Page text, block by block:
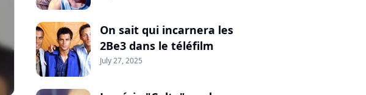
On sait qui incarnera les
2Be3 dans le téléfilm
July 27, 2025